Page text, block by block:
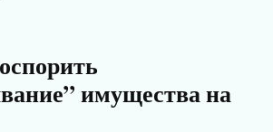
имущества на